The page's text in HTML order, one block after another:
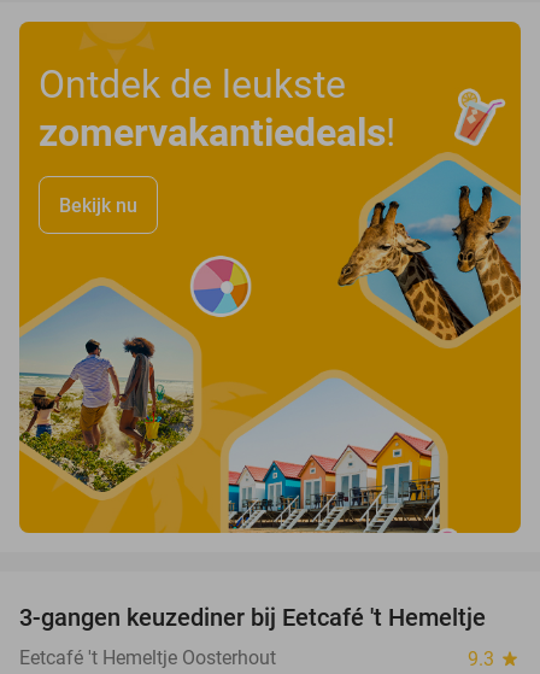
Ontdek de leukste
zomervakantiedeals!
Bekijk nu
43%
3-gangen keuzediner bij Eetcafé 't Hemeltje
Eetcafé 't Hemeltje Oosterhout 9.3 star